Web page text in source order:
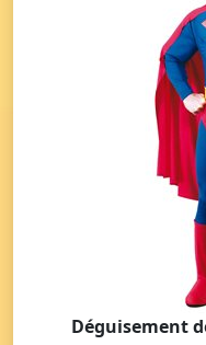
Déguisement